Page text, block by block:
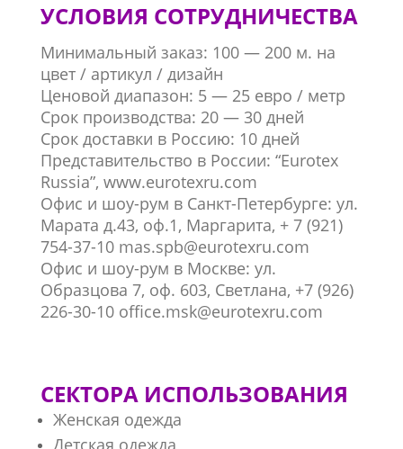
УСЛОВИЯ СОТРУДНИЧЕСТВА
Минимальный заказ: 100 — 200 м. на
цвет / артикул / дизайн
Ценовой диапазон: 5 — 25 евро / метр
Срок производства: 20 — 30 дней
Срок доставки в Россию: 10 дней
Представительство в России: “Eurotex
Russia”, www.eurotexru.com
Офис и шоу-рум в Санкт-Петербурге: ул.
Марата д.43, оф.1, Маргарита, + 7 (921)
754-37-10 mas.spb@eurotexru.com
Офис и шоу-рум в Москве: ул.
Образцова 7, оф. 603, Светлана, +7 (926)
226-30-10 office.msk@eurotexru.com
СЕКТОРА ИСПОЛЬЗОВАНИЯ
Женская одежда
Детская одежда